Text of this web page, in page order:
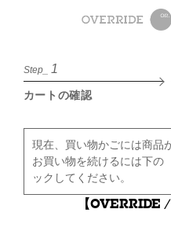
Step_ 1
カートの確認
現在、買い物かごには商品
お買い物を続けるには下の
ックしてください。
【OVERRIDE